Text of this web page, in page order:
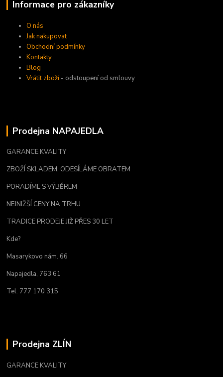
Informace pro zákazníky
O nás
Jak nakupovat
Obchodní podmínky
Kontakty
Blog
Vrátit zboží- odstoupení od smlouvy
Prodejna NAPAJEDLA
GARANCE KVALITY
ZBOŽÍ SKLADEM, ODESÍLÁME OBRATEM
PORADÍME S VÝBĚREM
NEJNIŽŠÍ CENY NA TRHU
TRADICE PRODEJE JIŽ PŘES 30 LET
Kde?
Masarykovo nám. 66
Napajedla, 763 61
Tel. 777 170 315
Prodejna ZLÍN
GARANCE KVALITY